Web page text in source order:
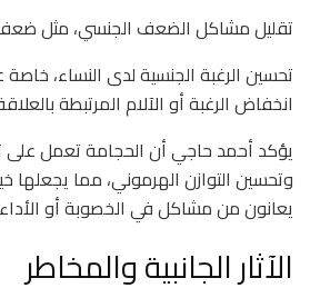
تقليل مشاكل الضعف الجنسي، مثل ضعف
تحسين الرغبة الجنسية لدى النساء، خاصة
انخفاض الرغبة أو الآلام المرتبطة
يؤكد أحمد حاجي أن الحجامة تعمل على
وتحسين التوازن الهرموني، مما يجعلها
يعانون من مشاكل في الخصوبة أو
الآثار الجانبية والمخاطر